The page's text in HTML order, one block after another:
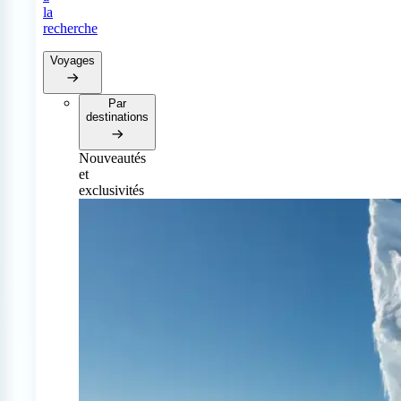
la
recherche
Voyages
Par
destinations
Nouveautés
et
exclusivités